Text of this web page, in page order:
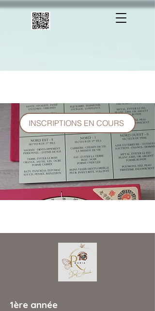
INSCRIPTIONS EN COURS
1ère année